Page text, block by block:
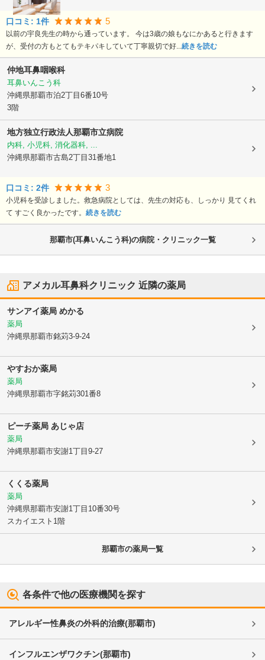
口コミ: 1件 5
以前の宇良先生の時から通っています。 今は3歳の娘もなにかあると行きます
が、受付の方もとてもテキパキしていて丁寧親切で好...続きを読む
仲地耳鼻咽喉科
耳鼻いんこう科
沖縄県那覇市泊2丁目6番10号
3階
地方独立行政法人那覇市立病院
内科, 小児科, 消化器科, ...
沖縄県那覇市古島2丁目31番地1
口コミ: 2件 3
小児科を受診しました。救急病院としては、先生の対応も、しっかり 見てくれ
て すごく良かったです。 続きを読む
那覇市(耳鼻いんこう科)の病院・クリニック一覧
アメカル耳鼻科クリニック 近隣の薬局
サンアイ薬局 めかる
薬局
沖縄県那覇市銘苅3-9-24
やすおか薬局
薬局
沖縄県那覇市字銘苅301番8
ピーチ薬局 あじゃ店
薬局
沖縄県那覇市安謝1丁目9-27
くくる薬局
薬局
沖縄県那覇市安謝1丁目10番30号
スカイエスト1階
那覇市の薬局一覧
各条件で他の医療機関を探す
アレルギー性鼻炎の外科的治療(那覇市)
インフルエンザワクチン(那覇市)